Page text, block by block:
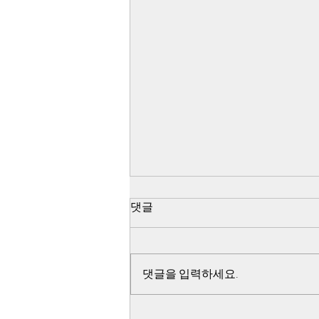
518 쌍방 펙트채크 - 진조위 44
44군데 무기고를 향하여 출발한 지
점인 아시아 자동차에서 44군데 무
기고는 모두 거리가 다르고 탑재할
댓글
댓글을 입력하세요.